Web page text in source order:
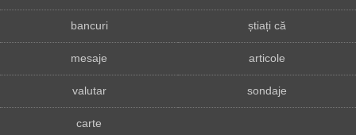
bancuri știați că
mesaje articole
valutar sondaje
carte